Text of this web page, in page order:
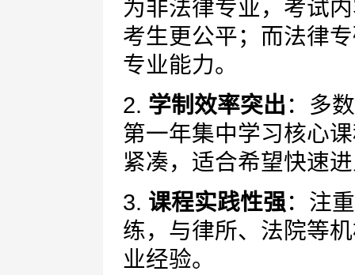
为非法律专业，考试
考生更公平；而法律
专业能力。
2. 学制效率突出 ：多
第一年集中学习核心
紧凑，适合希望快速
3. 课程实践性强：注
练，与律所、法院等
业经验。